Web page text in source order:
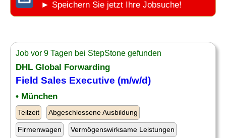
► Speichern Sie jetzt Ihre Jobsuche!
Job vor 9 Tagen bei StepStone gefunden
DHL Global Forwarding
Field Sales Executive (m/w/d)
• München
Teilzeit Abgeschlossene Ausbildung
Firmenwagen Vermögenswirksame Leistungen